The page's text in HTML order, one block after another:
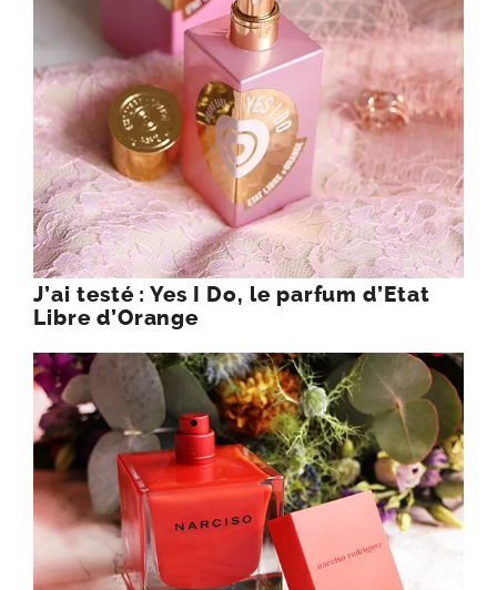
J’ai testé : Yes I Do, le parfum d’Etat
Libre d’Orange